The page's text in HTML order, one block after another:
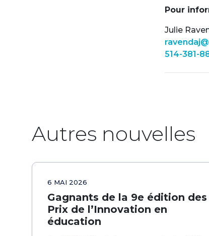
Pour
Julie
514-381-
Autres nouvelles
6 MAI 2026
Gagnants de la 9e édition des
Prix de l’Innovation en
éducation